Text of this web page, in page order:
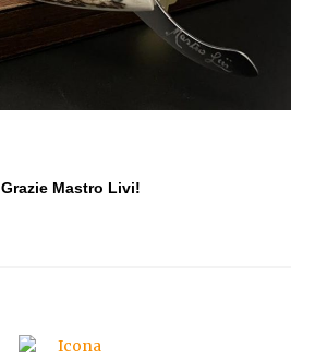
Grazie Mastro Livi!